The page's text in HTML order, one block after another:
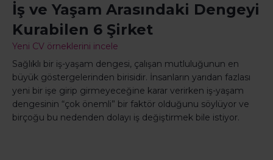
İş ve Yaşam Arasındaki Dengeyi
Kurabilen 6 Şirket
Yeni CV örneklerini incele
Sağlıklı bir iş-yaşam dengesi, çalışan mutluluğunun en
büyük göstergelerinden birisidir. İnsanların yarıdan fazlası
yeni bir işe girip girmeyeceğine karar verirken iş-yaşam
dengesinin “çok önemli” bir faktör olduğunu söylüyor ve
birçoğu bu nedenden dolayı iş değiştirmek bile istiyor.